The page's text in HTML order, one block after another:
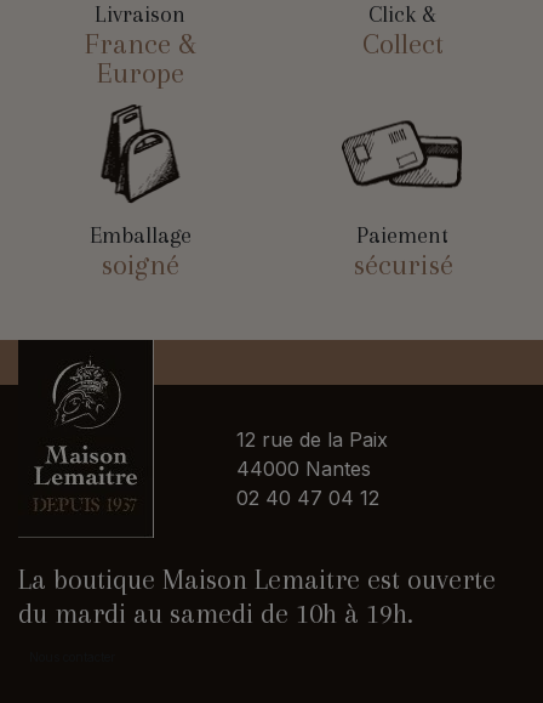
Livraison
France &
Europe
Click &
Collect
Emballage
soigné
Paiement
sécurisé
12 rue de la Paix
44000 Nantes
02 40 47 04 12
La boutique Maison Lemaitre est ouverte
du mardi au samedi de 10h à 19h.